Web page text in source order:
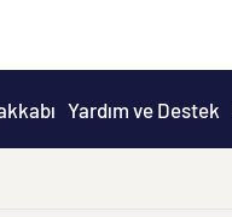
Yardım ve Destek